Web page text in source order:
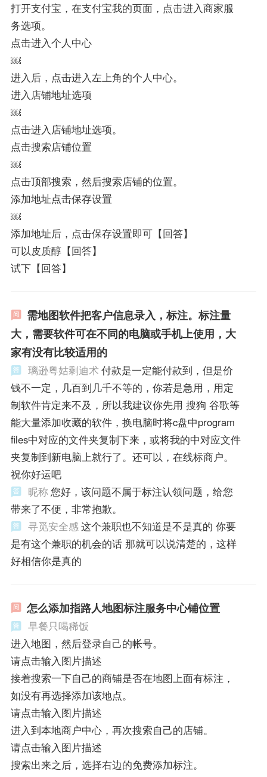
打开支付宝，在支付宝我的页面，点击进入商家服
务选项。
点击进入个人中心
￼
进入后，点击进入左上角的个人中心。
进入店铺地址选项
￼
点击进入店铺地址选项。
点击搜索店铺位置
￼
点击顶部搜索，然后搜索店铺的位置。
添加地址点击保存设置
￼
添加地址后，点击保存设置即可【回答】
可以皮质醇【回答】
试下【回答】
需地图软件把客户信息录入，标注。标注量
大，需要软件可在不同的电脑或手机上使用，大
家有没有比较适用的
璃逊粤姑剩迪术 付款是一定能付款到，但是价
钱不一定，几百到几千不等的，你若是急用，用定
制软件肯定来不及，所以我建议你先用 搜狗 谷歌等
能大量添加收藏的软件，换电脑时将c盘中program
files中对应的文件夹复制下来，或将我的中对应文件
夹复制到新电脑上就行了。还可以，在线标商户。
祝你好运吧
昵称您好，该问题不属于标注认领问题，给您
带来了不便，非常抱歉。
寻觅安全感 这个兼职也不知道是不是真的 你要
是有这个兼职的机会的话 那就可以说清楚的，这样
好相信你是真的
怎么添加指路人地图标注服务中心铺位置
早餐只喝稀饭
进入地图，然后登录自己的帐号。
请点击输入图片描述
接着搜索一下自己的商铺是否在地图上面有标注，
如没有再选择添加该地点。
请点击输入图片描述
进入到本地商户中心，再次搜索自己的店铺。
请点击输入图片描述
搜索出来之后，选择右边的免费添加标注。